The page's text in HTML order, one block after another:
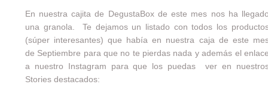
En nuestra cajita de DegustaBoxde este mes nos ha
una granola. Te dejamos un listado con todos los
(súper interesantes) que había en nuestra caja de este
de Septiembre para que no te pierdas nada y además el
a nuestro Instagram para que los puedas ver en
Stories destacados: